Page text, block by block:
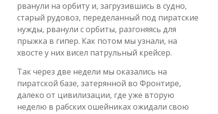
рванули на орбиту и, загрузившись в судно,
старый рудовоз, переделанный под пиратские
нужды, рванули с орбиты, разгоняясь для
прыжка в гипер. Как потом мы узнали, на
хвосте у них висел патрульный крейсер.
Так через две недели мы оказались на
пиратской базе, затерянной во Фронтире,
далеко от цивилизации, где уже вторую
неделю в рабских ошейниках ожидали свою